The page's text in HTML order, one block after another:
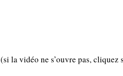
(si la vidéo ne s’ouvre pas, cliquez